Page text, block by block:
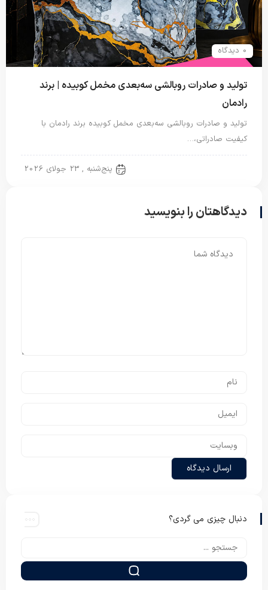
0 دیدگاه
تولید و صادرات روبالشی سه‌بعدی مخمل کوبیده | برند
رادمان
تولید و صادرات روبالشی سه‌بعدی مخمل کوبیده برند رادمان با
کیفیت صادراتی،…
پنج‌شنبه , 23 جولای 2026
دیدگاهتان را بنویسید
دنبال چیزی می گردی؟